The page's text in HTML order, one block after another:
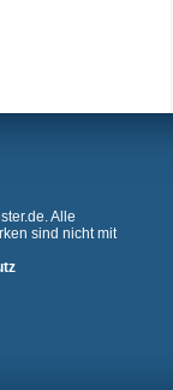
Alle
sind nicht mit